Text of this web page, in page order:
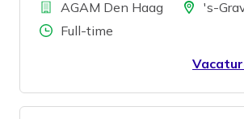
BedrijfAGAM Den Haag Locatie's-
Aantal uren
Full-time